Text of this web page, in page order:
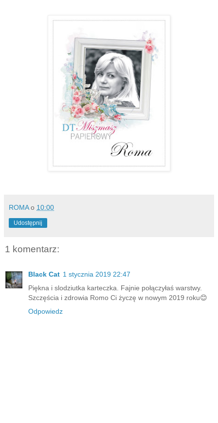
ROMA o 10:00
Udostępnij
1 komentarz:
Black Cat 1 stycznia 2019 22:47
Piękna i slodziutka karteczka. Fajnie połączyłaś warstwy.
Szczęścia i zdrowia Romo Ci życzę w nowym 2019 roku😊
Odpowiedz